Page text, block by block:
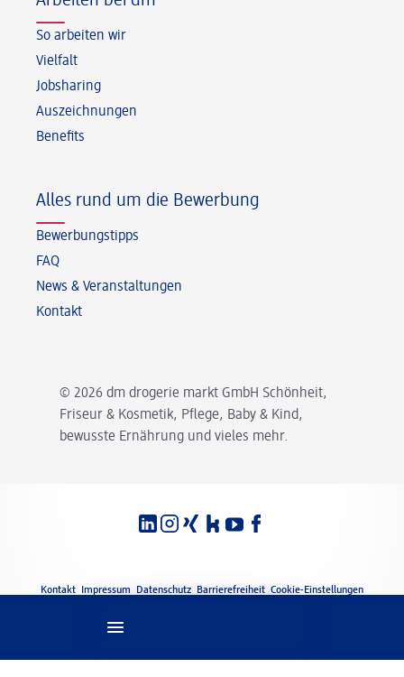
© 2026 dm drogerie markt GmbH Schönheit,
Friseur & Kosmetik, Pflege, Baby & Kind,
bewusste Ernährung und vieles mehr.
So arbeiten wir
Vielfalt
Jobsharing
Auszeichnungen
Benefits
Alles rund um die Bewerbung
Bewerbungstipps
FAQ
News & Veranstaltungen
Kontakt
Rechtliches
Kontakt Impressum Datenschutz Barrierefreiheit Cookie-Einstellungen